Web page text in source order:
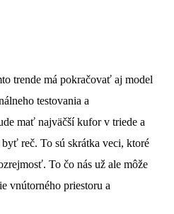
trende má pokračovať aj model
testovania a
mať najväčší kufor v triede a
reč. To sú skrátka veci, ktoré
To čo nás už ale môže
vnútorného priestoru a